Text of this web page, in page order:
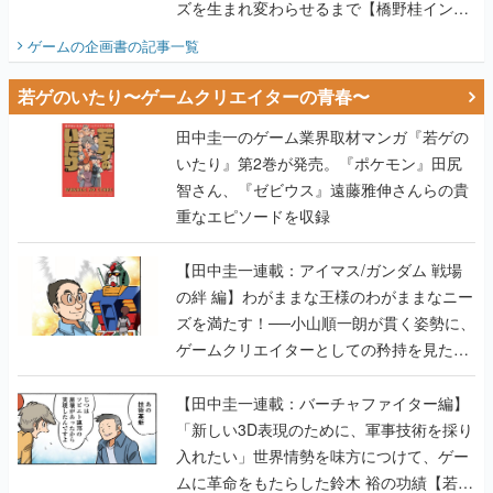
若ゲのいたり〜ゲームクリエイターの青春〜
田中圭一のゲーム業界取材マンガ『若ゲの
いたり』第2巻が発売。『ポケモン』田尻
智さん、『ゼビウス』遠藤雅伸さんらの貴
重なエピソードを収録
【田中圭一連載：アイマス/ガンダム 戦場
の絆 編】わがままな王様のわがままなニー
ズを満たす！──小山順一朗が貫く姿勢に、
ゲームクリエイターとしての矜持を見た
【若ゲのいたり最終回】
【田中圭一連載：バーチャファイター編】
「新しい3D表現のために、軍事技術を採り
入れたい」世界情勢を味方につけて、ゲー
ムに革命をもたらした鈴木 裕の功績【若ゲ
のいたり】
【田中圭一：若ゲのいたり】ゲーム開発統
合環境「Unreal Engine」最新バージョン